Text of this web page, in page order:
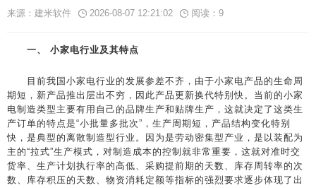
来源：建米软件 2026-08-07 12:21:02 阅读： 9
一、 小家电行业及其特点
目前我国小家电行业的发展参差不齐，由于小家电产品的生命周
期短，新产品推出层出不穷，因此产品更新换代特别快。当前的小家
电制造类型主要有用自己的品牌生产和贴牌生产，这就决定了这类生
产订单的特点是“小批量多批次”，生产周期短，产品结构变化特别
快，是典型的离散制造型行业。因为是劳动密集型产业，是以装配为
主的“拉式”生产模式，对制造成本的控制就非常重要，这就对准时交
货率、生产计划执行率的高低、采购提前期的天数、库存周转率的次
数、库存积压的天数、物资消耗定额等指标的强烈要求逐步体现了出